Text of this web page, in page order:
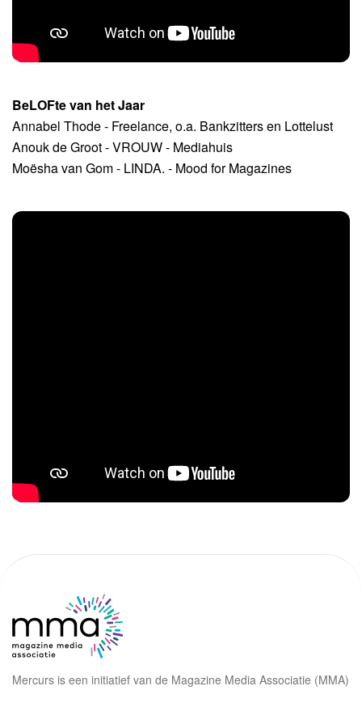
BeLOFte van het Jaar
Annabel Thode - Freelance, o.a. Bankzitters en Lottelust
Anouk de Groot - VROUW - Mediahuis
Moësha van Gom - LINDA. - Mood for Magazines
Mercurs is een initiatief van de Magazine Media Associatie (MMA)